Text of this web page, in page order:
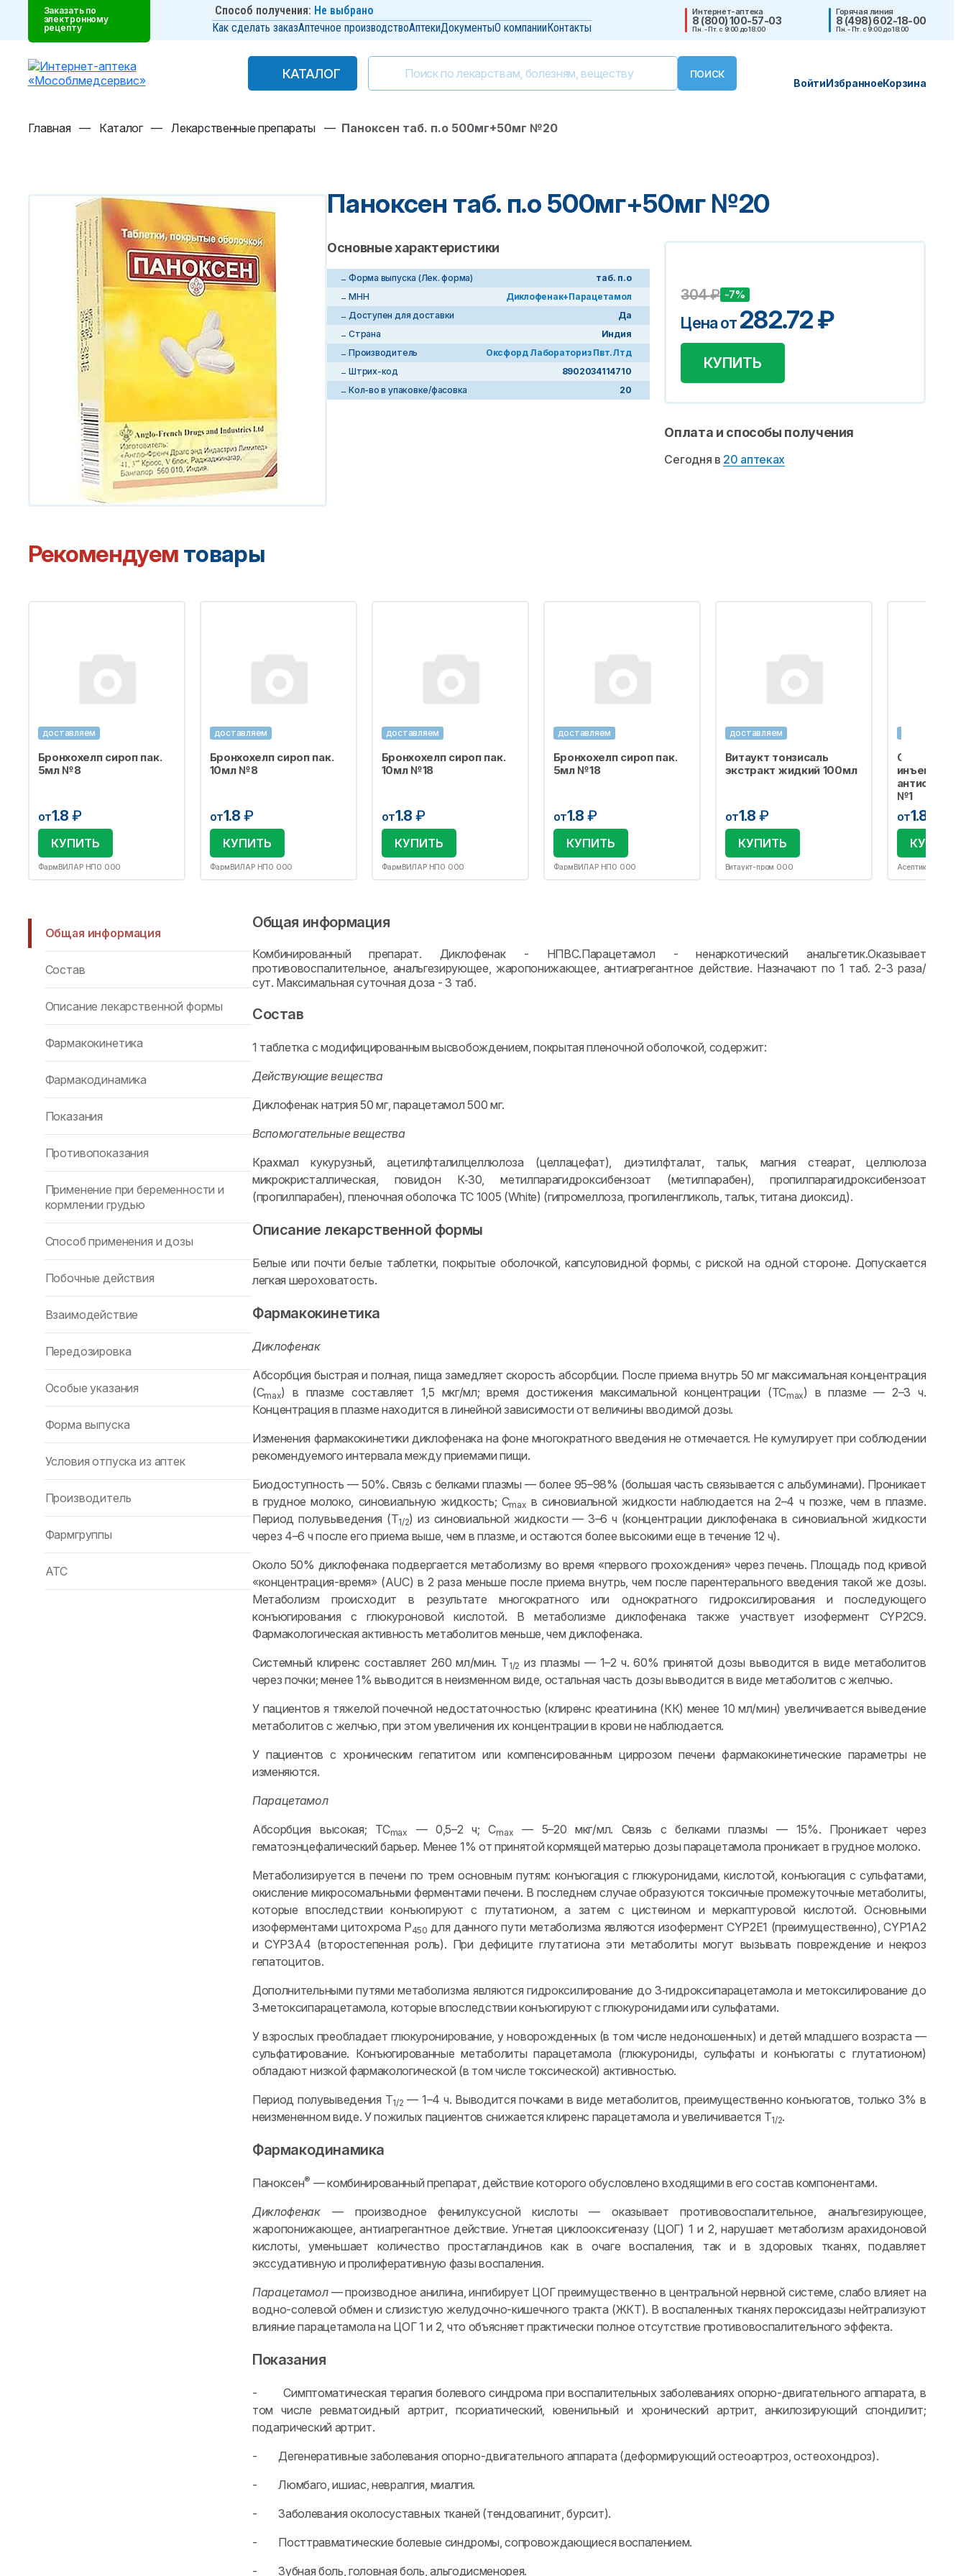
Заказать по
электронному
рецепту
Способ получения: Не выбрано
Как сделать заказАптечное производствоАптекиДокументыО компанииКонтакты
Интернет-аптека
8 (800) 100-57-03
Пн. - Пт. с 9:00 до 18:00
Горячая линия
8 (498) 602-18-00
Пн. - Пт. с 9:00 до 18:00
КАТАЛОГ
КАТАЛОГ
ВойтиИзбранноеКорзина
Главная — Каталог — Лекарственные препараты — Паноксен таб. п.о 500мг+50мг №20
Паноксен таб. п.о 500мг+50мг №20
Основные характеристики
Форма выпуска (Лек. форма)
таб. п.о
МНН
Диклофенак+Парацетамол
Доступен для доставки
Да
Страна
Индия
Производитель
Оксфорд Лабораториз Пвт.Лтд
Штрих-код
8902034114710
Кол-во в упаковке/фасовка
20
304₽ -7%
Цена от282.72₽
КУПИТЬ
Оплата и способы получения
Сегодня в 20 аптеках
Рекомендуем товары
доставляем
Бронхохелп сироп пак.
5мл №8
от1.8 ₽
КУПИТЬ
ФармВИЛАР НПО ООО
доставляем
Бронхохелп сироп пак.
10мл №8
от1.8 ₽
КУПИТЬ
ФармВИЛАР НПО ООО
доставляем
Бронхохелп сироп пак.
10мл №18
от1.8 ₽
КУПИТЬ
ФармВИЛАР НПО ООО
доставляем
Бронхохелп сироп пак.
5мл №18
от1.8 ₽
КУПИТЬ
ФармВИЛАР НПО ООО
доставляем
Витаукт тонзисаль
экстракт жидкий 100мл
от1.8 ₽
КУПИТЬ
Витаукт-пром ООО
Салфетка
инъекций
№1
от1.8
КУПИТЬ
Асептика М.К.
Общая информация
Состав
Описание лекарственной формы
Фармакокинетика
Фармакодинамика
Показания
Противопоказания
Применение при беременности и
кормлении грудью
Способ применения и дозы
Побочные действия
Взаимодействие
Передозировка
Особые указания
Форма выпуска
Условия отпуска из аптек
Производитель
Фармгруппы
ATC
Общая информация
Комбинированный препарат. Диклофенак - НПВС.Парацетамол - ненаркотический анальгетик.Оказывает
противовоспалительное, анальгезирующее, жаропонижающее, антиагрегантное действие. Назначают по 1 таб. 2-3 раза/
сут. Максимальная суточная доза - 3 таб.
Состав
1 таблетка с модифицированным высвобождением, покрытая пленочной оболочкой, содержит:
Действующие вещества
Диклофенак натрия 50 мг, парацетамол 500 мг.
Вспомогательные вещества
Крахмал кукурузный, ацетилфталилцеллюлоза (целлацефат), диэтилфталат, тальк, магния стеарат, целлюлоза
микрокристаллическая, повидон К‑30, метилпарагидроксибензоат (метилпарабен), пропилпарагидроксибензоат
(пропилпарабен), пленочная оболочка TC 1005 (White) (гипромеллоза, пропиленгликоль, тальк, титана диоксид).
Описание лекарственной формы
Белые или почти белые таблетки, покрытые оболочкой, капсуловидной формы, с риской на одной стороне. Допускается
легкая шероховатость.
Фармакокинетика
Диклофенак
Абсорбция быстрая и полная, пища замедляет скорость абсорбции. После приема внутрь 50 мг максимальная концентрация
(Cmax) в плазме составляет 1,5 мкг/мл; время достижения максимальной концентрации (TCmax) в плазме — 2–3 ч.
Концентрация в плазме находится в линейной зависимости от величины вводимой дозы.
Изменения фармакокинетики диклофенака на фоне многократного введения не отмечается. Не кумулирует при соблюдении
рекомендуемого интервала между приемами пищи.
Биодоступность — 50%. Связь с белками плазмы — более 95–98% (большая часть связывается с альбуминами). Проникает
в грудное молоко, синовиальную жидкость; Cmax в синовиальной жидкости наблюдается на 2–4 ч позже, чем в плазме.
Период полувыведения (T1/2) из синовиальной жидкости — 3–6 ч (концентрации диклофенака в синовиальной жидкости
через 4–6 ч после его приема выше, чем в плазме, и остаются более высокими еще в течение 12 ч).
Около 50% диклофенака подвергается метаболизму во время «первого прохождения» через печень. Площадь под кривой
«концентрация-время» (AUC) в 2 раза меньше после приема внутрь, чем после парентерального введения такой же дозы.
Метаболизм происходит в результате многократного или однократного гидроксилирования и последующего
конъюгирования с глюкуроновой кислотой. В метаболизме диклофенака также участвует изофермент CYP2C9.
Фармакологическая активность метаболитов меньше, чем диклофенака.
Системный клиренс составляет 260 мл/мин. T1/2 из плазмы — 1–2 ч. 60% принятой дозы выводится в виде метаболитов
через почки; менее 1% выводится в неизменном виде, остальная часть дозы выводится в виде метаболитов с желчью.
У пациентов я тяжелой почечной недостаточностью (клиренс креатинина (КК) менее 10 мл/мин) увеличивается выведение
метаболитов с желчью, при этом увеличения их концентрации в крови не наблюдается.
У пациентов с хроническим гепатитом или компенсированным циррозом печени фармакокинетические параметры не
изменяются.
Парацетамол
Абсорбция высокая; TCmax — 0,5–2 ч; Cmax
— 5–20 мкг/мл. Связь с белками плазмы — 15%. Проникает через
гематоэнцефалический барьер. Менее 1% от принятой кормящей матерью дозы парацетамола проникает в грудное молоко.
Метаболизируется в печени по трем основным путям: конъюгация с глюкуронидами, кислотой, конъюгация с сульфатами,
окисление микросомальными ферментами печени. В последнем случае образуются токсичные промежуточные метаболиты,
которые впоследствии конъюгируют с глутатионом, а затем с цистеином и меркаптуровой кислотой. Основными
изоферментами цитохрома P450 для данного пути метаболизма являются изофермент CYP2E1 (преимущественно), CYP1A2
и CYP3A4 (второстепенная роль). При дефиците глутатиона эти метаболиты могут вызывать повреждение и некроз
гепатоцитов.
Дополнительными путями метаболизма являются гидроксилирование до 3‑гидроксипарацетамола и метоксилирование до
3‑метоксипарацетамола, которые впоследствии конъюгируют с глюкуронидами или сульфатами.
У взрослых преобладает глюкуронирование, у новорожденных (в том числе недоношенных) и детей младшего возраста —
сульфатирование. Конъюгированные метаболиты парацетамола (глюкурониды, сульфаты и конъюгаты с глутатионом)
обладают низкой фармакологической (в том числе токсической) активностью.
Период полувыведения T1/2 — 1–4 ч. Выводится почками в виде метаболитов, преимущественно конъюгатов, только 3% в
неизмененном виде. У пожилых пациентов снижается клиренс парацетамола и увеличивается T1/2.
Фармакодинамика
Паноксен® — комбинированный препарат, действие которого обусловлено входящими в его состав компонентами.
Диклофенак— производное фенилуксусной кислоты — оказывает противовоспалительное, анальгезирующее,
жаропонижающее, антиагрегантное действие. Угнетая циклооксигеназу (ЦОГ) 1 и 2, нарушает метаболизм арахидоновой
кислоты, уменьшает количество простагландинов как в очаге воспаления, так и в здоровых тканях, подавляет
экссудативную и пролиферативную фазы воспаления.
Парацетамол— производное анилина, ингибирует ЦОГ преимущественно в центральной нервной системе, слабо влияет на
водно-солевой обмен и слизистую желудочно-кишечного тракта (ЖКТ). В воспаленных тканях пероксидазы нейтрализуют
влияние парацетамола на ЦОГ 1 и 2, что объясняет практически полное отсутствие противовоспалительного эффекта.
Показания
- Симптоматическая терапия болевого синдрома при воспалительных заболеваниях опорно-двигательного аппарата, в
том числе ревматоидный артрит, псориатический, ювенильный и хронический артрит, анкилозирующий спондилит;
подагрический артрит.
- Дегенеративные заболевания опорно-двигательного аппарата (деформирующий остеоартроз, остеохондроз).
- Люмбаго, ишиас, невралгия, миалгия.
- Заболевания околосуставных тканей (тендовагинит, бурсит).
- Посттравматические болевые синдромы, сопровождающиеся воспалением.
- Зубная боль, головная боль, альгодисменорея.